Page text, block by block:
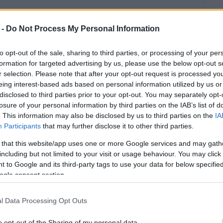
Do Not Process My Personal Information
opt-out of the sale, sharing to third parties, or processing of your
for targeted advertising by us, please use the below opt-out
selection. Please note that after your opt-out request is processed
interest-based ads based on personal information utilized by us
to third parties prior to your opt-out. You may separately
of your personal information by third parties on the IAB’s list of
This information may also be disclosed by us to third parties on the
Participants that may further disclose it to other third parties.
that this website/app uses one or more Google services and may
but not limited to your visit or usage behaviour. You may
to Google and its third-party tags to use your data for below
consent section.
Data Processing Opt Outs
Ναό Υ. Θ. ΣΠΗΛΑΙΩΤΙΣΣΗΣ στην οποία
και Διαποντίων Νήσων Νεκτάριος.
της ημέρας, από τη Διευθύντρια του
κ. Έλενα Βουσολίνου - Ανυφαντή.
στεφάνων στο Ηρώο της Πόλης και τήρηση ενός
δήλωσε: «
Τιμήσαμε σήμερα και στην Κέρκυρα
της θηριωδίας των Τούρκων - Οθωμανών
θύματα μιας αδιαμφισβήτητης Γενοκτονίας
του Πόντου και της Βιθυνίας που χάθηκαν